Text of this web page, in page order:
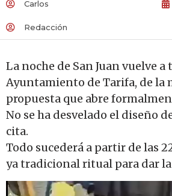
Carlos
Redacción
La noche de San Juan vuelve
Ayuntamiento de Tarifa, de la
propuesta que abre
No se ha desvelado el diseño
cita.
Todo sucederá a partir de las
ya tradicional ritual para dar
Reproductor